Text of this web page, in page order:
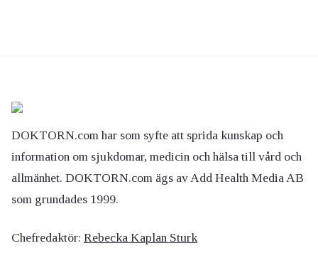
DOKTORN.com har som syfte att sprida kunskap och
information om sjukdomar, medicin och hälsa till vård och
allmänhet. DOKTORN.com ägs av Add Health Media AB
som grundades 1999.
Chefredaktör: Rebecka Kaplan Sturk